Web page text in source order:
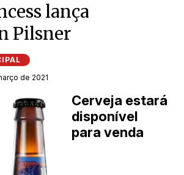
lança
Pilsner
de 2021
Cerveja estará
disponível
para venda